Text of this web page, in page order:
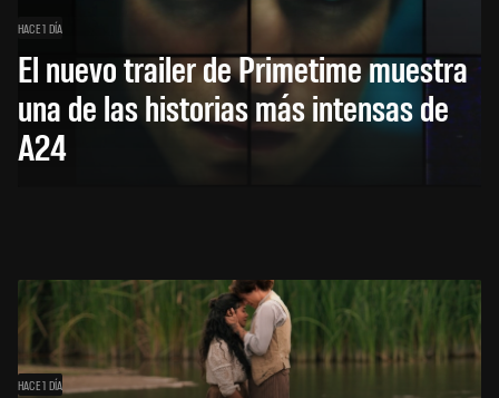
HACE 1 DÍA
El nuevo trailer de Primetime muestra
una de las historias más intensas de
A24
HACE 1 DÍA